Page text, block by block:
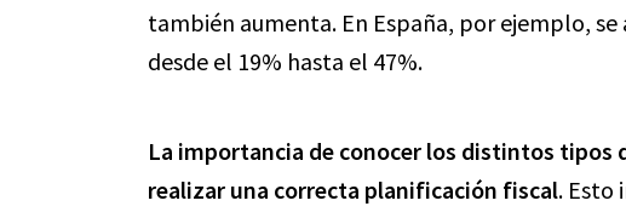
también aumenta. En España, por ejemplo,
desde el 19% hasta el 47%.
La importancia de conocer los distintos tipos
realizar una correcta planificación fiscal. Esto